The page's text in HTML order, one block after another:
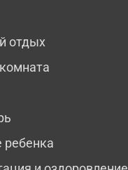
отдых
ребенка